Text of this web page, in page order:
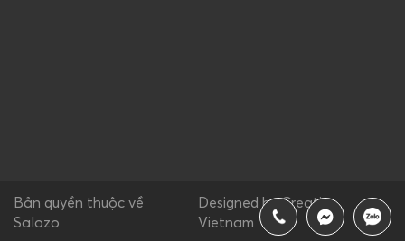
Bản quyền thuộc về
Salozo
Designed by Creative
Vietnam